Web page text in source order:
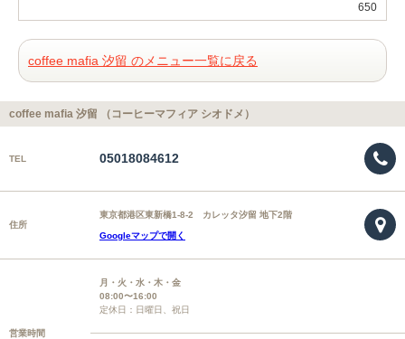
650
coffee mafia 汐留 のメニュー一覧に戻る
coffee mafia 汐留 （コーヒーマフィア シオドメ）
TEL 05018084612
住所
東京都港区東新橋1-8-2 カレッタ汐留 地下2階
Googleマップで開く
営業時間
月・火・水・木・金
08:00〜16:00
定休日：日曜日、祝日